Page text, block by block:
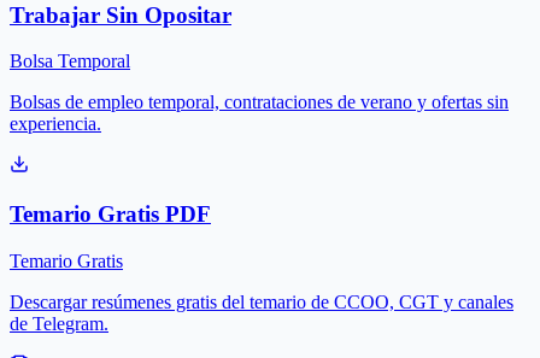
Trabajar Sin Opositar
Bolsa Temporal
Bolsas de empleo temporal, contrataciones de verano y ofertas sin
experiencia.
Temario Gratis PDF
Temario Gratis
Descargar resúmenes gratis del temario de CCOO, CGT y canales
de Telegram.